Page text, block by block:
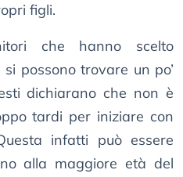
figli.
che hanno scelto
possono trovare un po’
dichiarano che non è
tardi per iniziare con
infatti può essere
alla maggiore età del